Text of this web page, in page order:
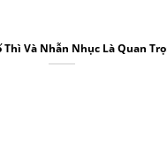
Thì Và Nhẫn Nhục Là Quan